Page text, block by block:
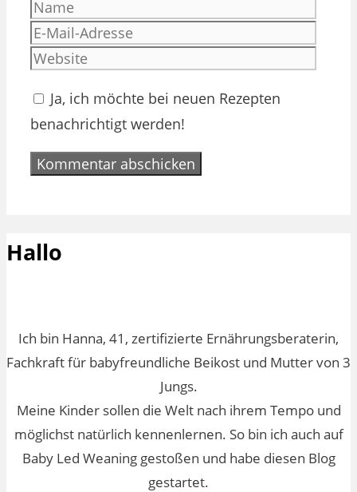
Name
Ja, ich möchte bei neuen Rezepten
benachrichtigt werden!
Hallo
Ich bin Hanna, 41, zertifizierte Ernährungsberaterin,
Fachkraft für babyfreundliche Beikost und Mutter von 3
Jungs.
Meine Kinder sollen die Welt nach ihrem Tempo und
möglichst natürlich kennenlernen. So bin ich auch auf
Baby Led Weaning gestoßen und habe diesen Blog
gestartet.